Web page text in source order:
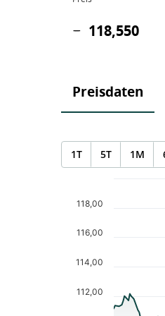
118,550
Preisdaten
1T 5T 1M
Chart
The chart has 1 X
112,00
114,00
116,00
118,00